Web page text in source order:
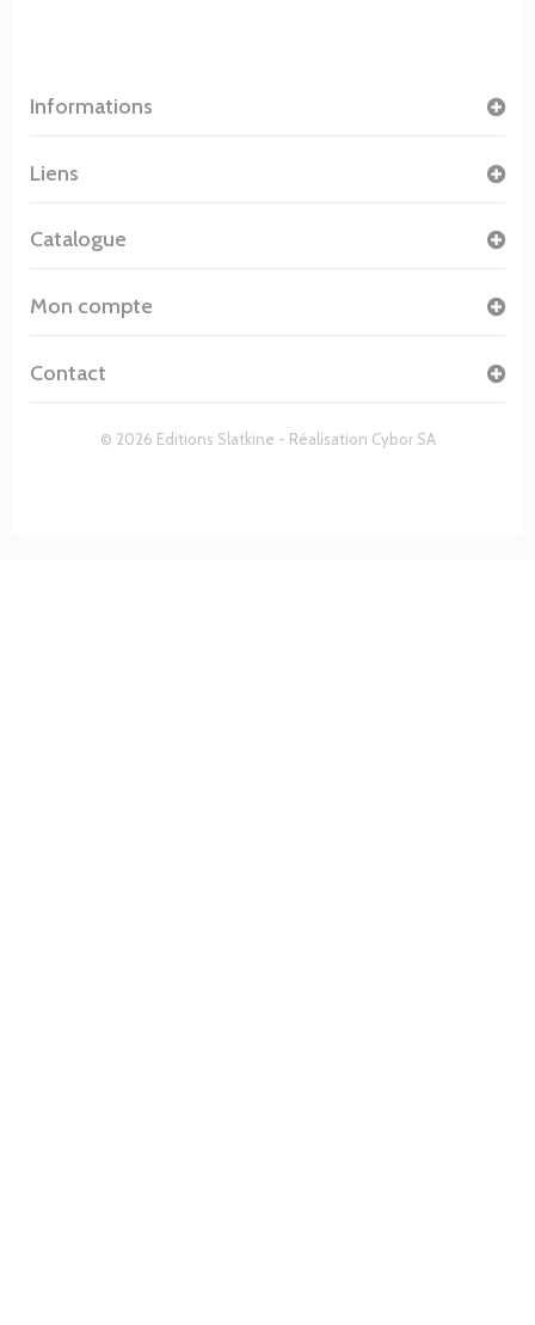
Informations
© 2026 Editions Slatkine - Réalisation Cybor SA
Liens
Catalogue
Mon compte
Contact